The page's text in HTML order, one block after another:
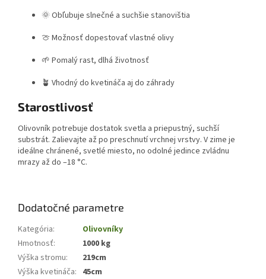
🌞 Obľubuje slnečné a suchšie stanovištia
🍈 Možnosť dopestovať vlastné olivy
🌱 Pomalý rast, dlhá životnosť
🪴 Vhodný do kvetináča aj do záhrady
Starostlivosť
Olivovník potrebuje dostatok svetla a priepustný, suchší
substrát. Zalievajte až po preschnutí vrchnej vrstvy. V zime je
ideálne chránené, svetlé miesto, no odolné jedince zvládnu
mrazy až do –18 °C.
Dodatočné parametre
Kategória:
Olivovníky
Hmotnosť:
1000 kg
Výška stromu:
219cm
Výška kvetináča: 45cm